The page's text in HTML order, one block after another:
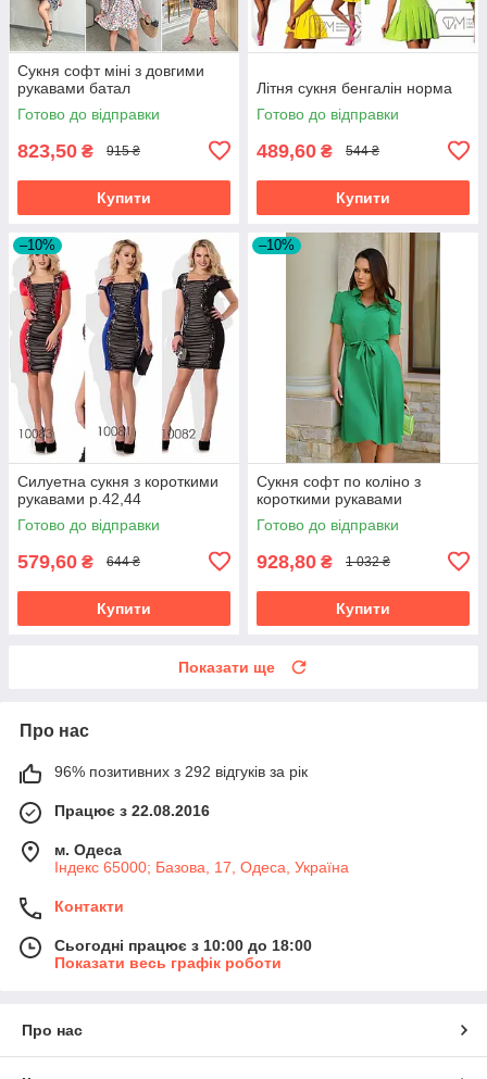
Сукня софт міні з довгими
рукавами батал
Готово до відправки
823,50 ₴ 915 ₴
Купити
Літня сукня бенгалін норма
Готово до відправки
489,60 ₴ 544 ₴
Купити
–10%
Силуетна сукня з короткими
рукавами р.42,44
Готово до відправки
579,60 ₴ 644 ₴
Купити
–10%
Сукня софт по коліно з
короткими рукавами
Готово до відправки
928,80 ₴ 1 032 ₴
Купити
Показати ще
Про нас
96% позитивних з 292 відгуків за рік
Працює з 22.08.2016
м. Одеса
Індекс 65000; Базова, 17, Одеса, Україна
Контакти
Сьогодні працює з 10:00 до 18:00
Показати весь графік роботи
Про нас